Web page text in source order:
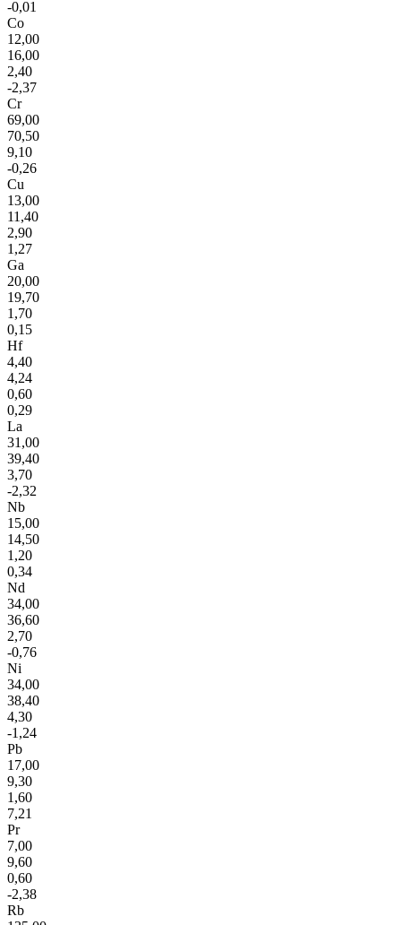
-0,01
Co
12,00
16,00
2,40
-2,37
Cr
69,00
70,50
9,10
-0,26
Cu
13,00
11,40
2,90
1,27
Ga
20,00
19,70
1,70
0,15
Hf
4,40
4,24
0,60
0,29
La
31,00
39,40
3,70
-2,32
Nb
15,00
14,50
1,20
0,34
Nd
34,00
36,60
2,70
-0,76
Ni
34,00
38,40
4,30
-1,24
Pb
17,00
9,30
1,60
7,21
Pr
7,00
9,60
0,60
-2,38
Rb